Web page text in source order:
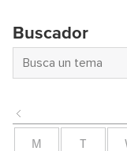
Buscador
M